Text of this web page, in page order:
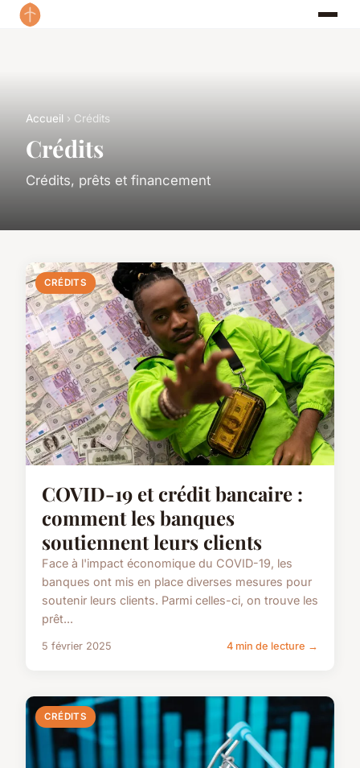
Accueil › Crédits
Crédits
Crédits, prêts et financement
CRÉDITS
COVID-19 et crédit bancaire :
comment les banques
soutiennent leurs clients
Face à l'impact économique du COVID-19, les
banques ont mis en place diverses mesures pour
soutenir leurs clients. Parmi celles-ci, on trouve les
prêt...
5 février 2025 4 min de lecture →
CRÉDITS